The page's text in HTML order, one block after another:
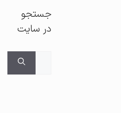
جستجو
در سایت